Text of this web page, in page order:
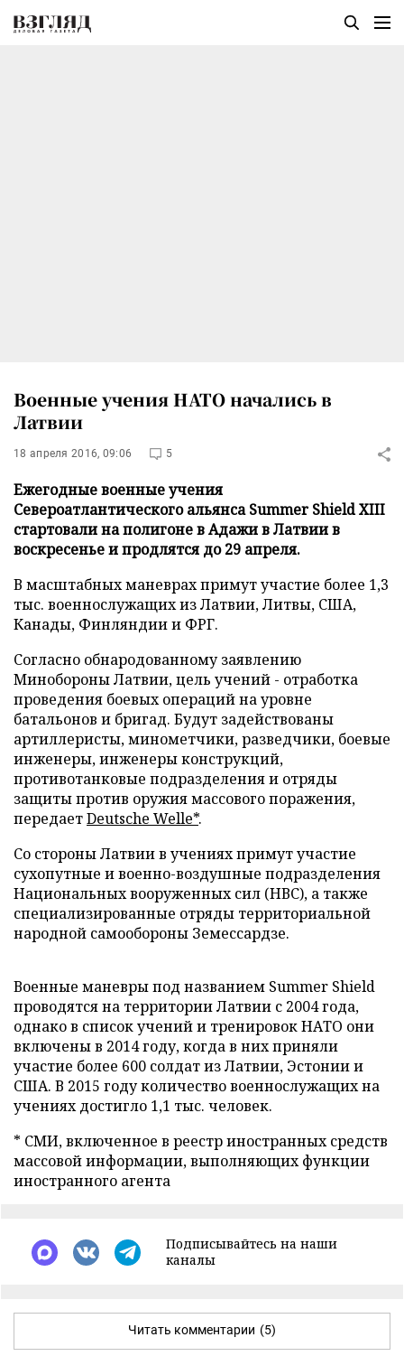
Военные учения НАТО начались в
Латвии
18 апреля 2016, 09:06 5
Ежегодные военные учения
Североатлантического альянса Summer Shield XIII
стартовали на полигоне в Адажи в Латвии в
воскресенье и продлятся до 29 апреля.
В масштабных маневрах примут участие более 1,3
тыс. военнослужащих из Латвии, Литвы, США,
Канады, Финляндии и ФРГ.
Согласно обнародованному заявлению
Минобороны Латвии, цель учений - отработка
проведения боевых операций на уровне
батальонов и бригад. Будут задействованы
артиллеристы, минометчики, разведчики, боевые
инженеры, инженеры конструкций,
противотанковые подразделения и отряды
защиты против оружия массового поражения,
передаетDeutsche Welle*.
Со стороны Латвии в учениях примут участие
сухопутные и военно-воздушные подразделения
Национальных вооруженных сил (НВС), а также
специализированные отряды территориальной
народной самообороны Земессардзе.
Военные маневры под названием Summer Shield
проводятся на территории Латвии с 2004 года,
однако в список учений и тренировок НАТО они
включены в 2014 году, когда в них приняли
участие более 600 солдат из Латвии, Эстонии и
США. В 2015 году количество военнослужащих на
учениях достигло 1,1 тыс. человек.
* СМИ, включенное в реестр иностранных средств
массовой информации, выполняющих функции
иностранного агента
Подписывайтесь на наши
каналы
Читать комментарии (5)